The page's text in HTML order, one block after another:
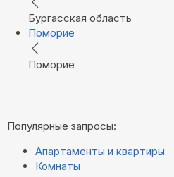
Бургасская область
Поморие
Поморие
Популярные запросы:
Апартаменты и квартиры
Комнаты